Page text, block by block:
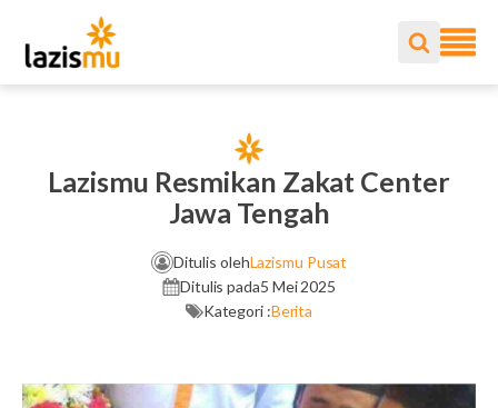
Lazismu Resmikan Zakat Center
Jawa Tengah
Ditulis olehLazismu Pusat
Ditulis pada5 Mei 2025
Kategori :Berita